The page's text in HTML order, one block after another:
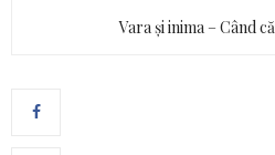
Vara și inima – Când